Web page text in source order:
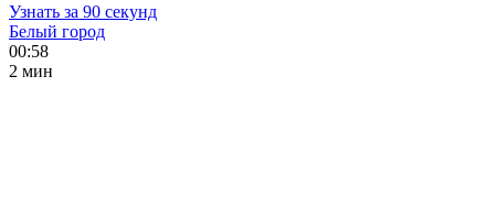
Узнать за 90 секунд
Белый город
00:58
2 мин